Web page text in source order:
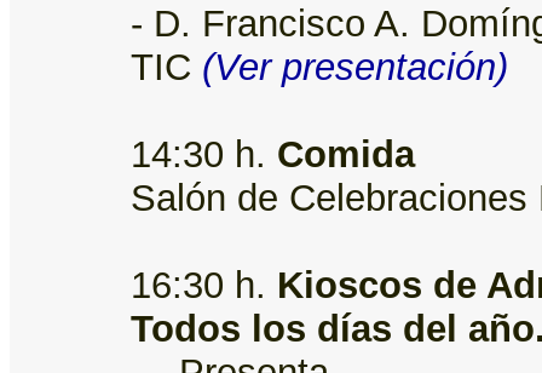
- D. Francisco A.
TIC (Ver presentación)
14:30 h. Comida
Salón de
16:30 h. Kioscos de
Todos los días del